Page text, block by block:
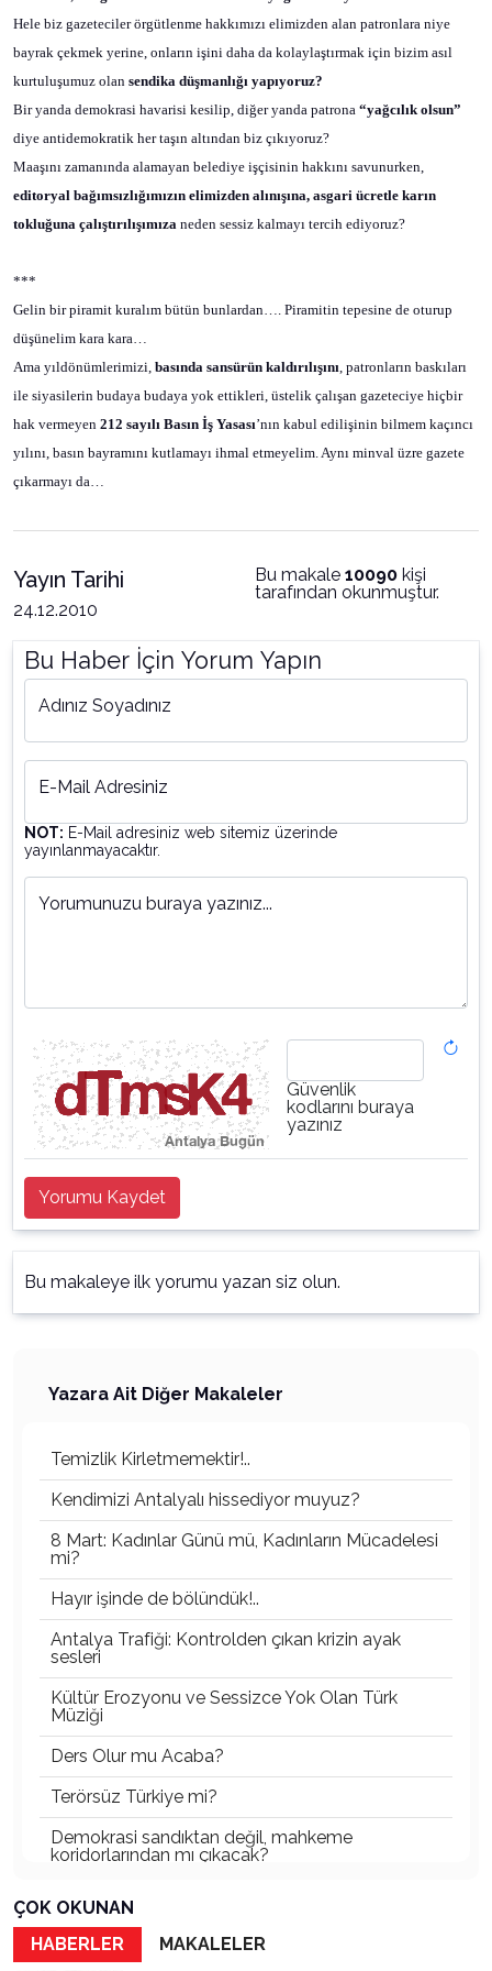
Hele biz gazeteciler örgütlenme hakkımızı elimizden alan patronlara niye
bayrak çekmek yerine, onların işini daha da kolaylaştırmak için bizim asıl
kurtuluşumuz olan sendika düşmanlığı yapıyoruz?
Bir yanda demokrasi havarisi kesilip, diğer yanda patrona “yağcılık olsun”
diye antidemokratik her taşın altından biz çıkıyoruz?
Maaşını zamanında alamayan belediye işçisinin hakkını savunurken,
editoryal bağımsızlığımızın elimizden alınışına, asgari ücretle karın
tokluğuna çalıştırılışımıza neden sessiz kalmayı tercih ediyoruz?
***
Gelin bir piramit kuralım bütün bunlardan…. Piramitin tepesine de oturup
düşünelim kara kara…
Ama yıldönümlerimizi, basında sansürün kaldırılışını, patronların baskıları
ile siyasilerin budaya budaya yok ettikleri, üstelik çalışan gazeteciye hiçbir
hak vermeyen 212 sayılı Basın İş Yasası’nın kabul edilişinin bilmem kaçıncı
yılını, basın bayramını kutlamayı ihmal etmeyelim. Aynı minval üzre gazete
çıkarmayı da…
Yayın Tarihi
24.12.2010
Bu makale 10090 kişi
tarafından okunmuştur.
Bu Haber İçin Yorum Yapın
Adınız Soyadınız
E-Mail Adresiniz
NOT: E-Mail adresiniz web sitemiz üzerinde
yayınlanmayacaktır.
Yorumunuzu buraya yazınız...
Güvenlik
kodlarını buraya
yazınız
Yorumu Kaydet
Bu makaleye ilk yorumu yazan siz olun.
Yazara Ait Diğer Makaleler
Temizlik Kirletmemektir!..
Kendimizi Antalyalı hissediyor muyuz?
8 Mart: Kadınlar Günü mü, Kadınların Mücadelesi
mi?
Hayır işinde de bölündük!..
Antalya Trafiği: Kontrolden çıkan krizin ayak
sesleri
Kültür Erozyonu ve Sessizce Yok Olan Türk
Müziği
Ders Olur mu Acaba?
Terörsüz Türkiye mi?
Demokrasi sandıktan değil, mahkeme
koridorlarından mı çıkacak?
Gazetecinin kaderi!..
Turizmde Herşey Dahil Sistemi tartışılmalı
ÇOK OKUNAN
HABERLER
MAKALELER